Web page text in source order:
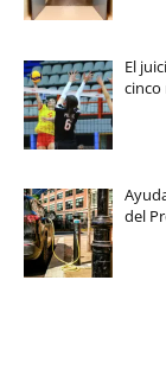
El
cinco
del